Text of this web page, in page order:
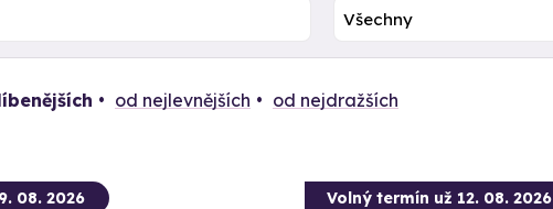
od nejlevnějších od nejdražších
08. 2026 Volný termín už 12. 08. 2026